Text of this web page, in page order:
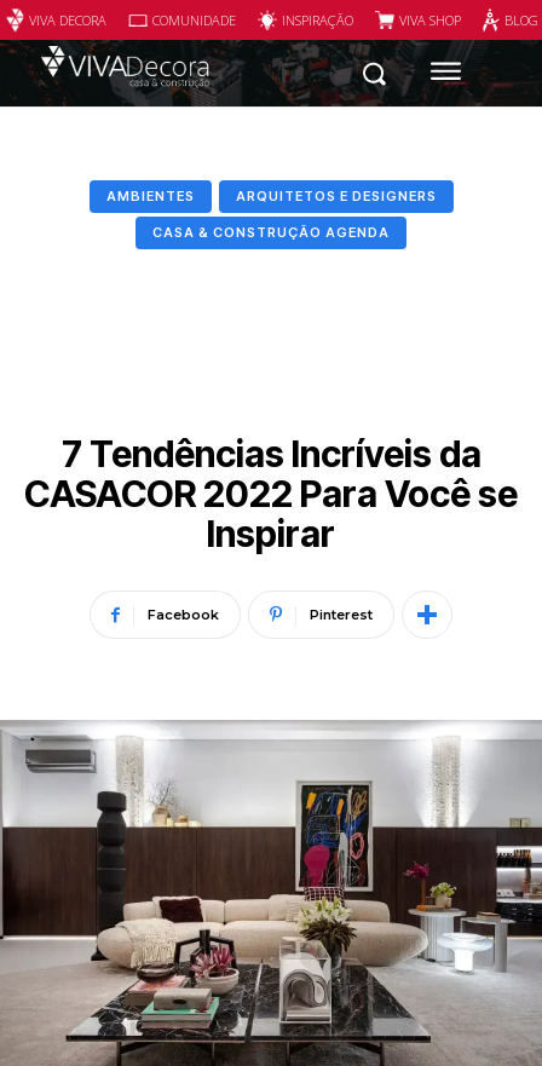
VIVA DECORA COMUNIDADE INSPIRAÇÃO VIVA SHOP
AMBIENTES ARQUITETOS E DESIGNERS
CASA & CONSTRUÇÃO AGENDA
7 Tendências Incríveis da
CASACOR 2022 Para Você se
Inspirar
Facebook Pinterest